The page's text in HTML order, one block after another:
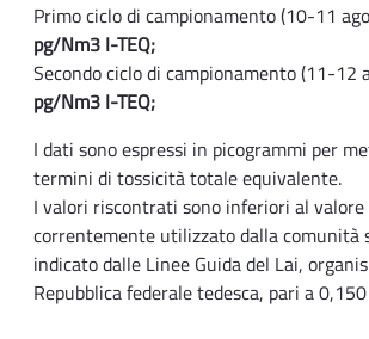
Primo ciclo di campionamento (10-11
pg/Nm3 I-TEQ;
Secondo ciclo di campionamento (11-12
pg/Nm3 I-TEQ;
I dati sono espressi in picogrammi per
termini di tossicità totale equivalente.
I valori riscontrati sono inferiori al
correntemente utilizzato dalla comunità
indicato dalle Linee Guida del Lai,
Repubblica federale tedesca, pari a